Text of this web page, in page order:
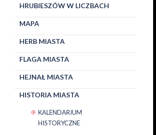
HRUBIESZÓW W LICZBACH
MAPA
HERB MIASTA
FLAGA MIASTA
HEJNAŁ MIASTA
HISTORIA MIASTA
KALENDARIUM
HISTORYCZNE